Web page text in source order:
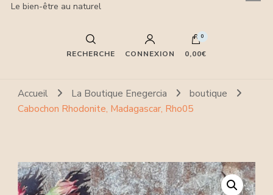
Le bien-être au naturel
RECHERCHE CONNEXION
0
0,00€
Accueil La Boutique Enegercia
boutique
Cabochon Rhodonite, Madagascar, Rho05